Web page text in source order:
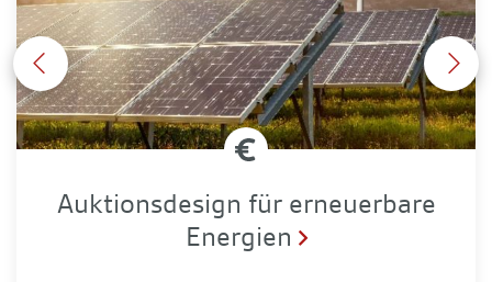
Auktionsdesign für erneuerbare
Energien